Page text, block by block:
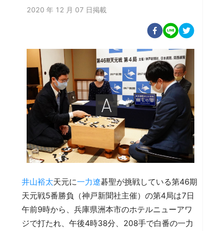
2020 年 12 月 07 日掲載
井山裕太天元に一力遼碁聖が挑戦している第46期
天元戦5番勝負（神戸新聞社主催）の第4局は7日
午前9時から、兵庫県洲本市のホテルニューアワ
ジで打たれ、午後4時38分、208手で白番の一力